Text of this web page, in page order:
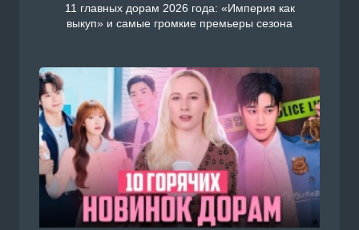
11 главных дорам 2026 года: «Империя как
выкуп» и самые громкие премьеры сезона